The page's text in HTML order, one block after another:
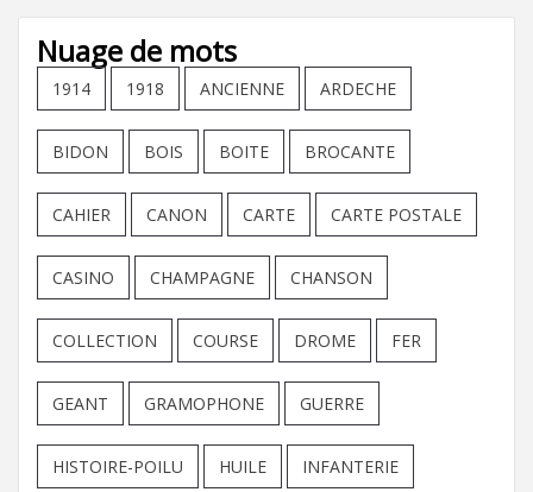
Nuage de mots
1914 1918 ANCIENNE ARDECHE
BIDON BOIS BOITE BROCANTE
CAHIER CANON CARTE CARTE POSTALE
CASINO CHAMPAGNE CHANSON
COLLECTION COURSE DROME FER
GEANT GRAMOPHONE GUERRE
HISTOIRE-POILU HUILE INFANTERIE